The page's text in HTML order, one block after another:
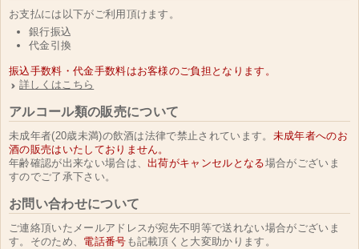
お支払には以下がご利用頂けます。
銀行振込
代金引換
振込手数料・代金手数料はお客様のご負担となります。
詳しくはこちら
アルコール類の販売について
未成年者(20歳未満)の飲酒は法律で禁止されています。 未成年者へのお
酒の販売はいたしておりません。
年齢確認が出来ない場合は、出荷がキャンセルとなる場合がございま
すのでご了承下さい。
お問い合わせについて
ご連絡頂いたメールアドレスが宛先不明等で送れない場合がございま
す。そのため、 電話番号 も記載頂くと大変助かります。